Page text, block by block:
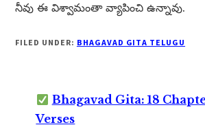
నీవు ఈ విశ్వామంతా వ్యాపించి ఉన్నావు.
FILED UNDER: BHAGAVAD GITA TELUGU
Bhagavad Gita: 18
Verses